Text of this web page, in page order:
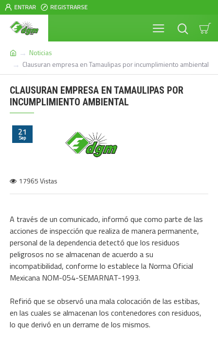
ENTRAR REGISTRARSE
Noticias
Clausuran empresa en Tamaulipas por incumplimiento ambiental
CLAUSURAN EMPRESA EN TAMAULIPAS POR
INCUMPLIMIENTO AMBIENTAL
21
Sep
17965 Vistas
A través de un comunicado, informó que como parte de las
acciones de inspección que realiza de manera permanente,
personal de la dependencia detectó que los residuos
peligrosos no se almacenan de acuerdo a su
incompatibilidad, conforme lo establece la Norma Oficial
Mexicana NOM-054-SEMARNAT-1993.
Refirió que se observó una mala colocación de las estibas,
en las cuales se almacenan los contenedores con residuos,
lo que derivó en un derrame de los mismos.